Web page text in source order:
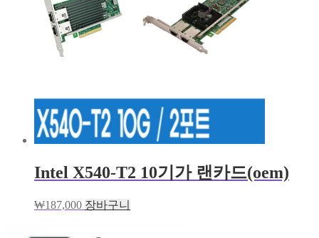
Intel X540-T2 10기가 랜카드(oem)
₩187,000 장바구니